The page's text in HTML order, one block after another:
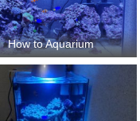
How to Aquarium